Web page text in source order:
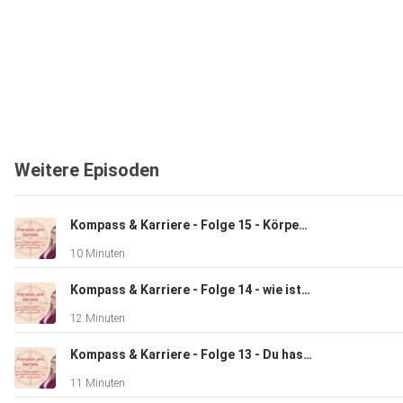
Weitere Episoden
Kompass & Karriere - Folge 15 - Körpersprache Teil 2
10 Minuten
Kompass & Karriere - Folge 14 - wie ist das so mit diesem Feedback?
12 Minuten
Kompass & Karriere - Folge 13 - Du hast nur eine Chance auf einen guten ersten Eindruck
11 Minuten